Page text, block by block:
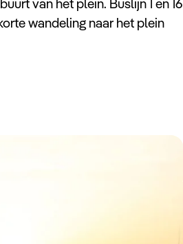
wandeling naar het plein